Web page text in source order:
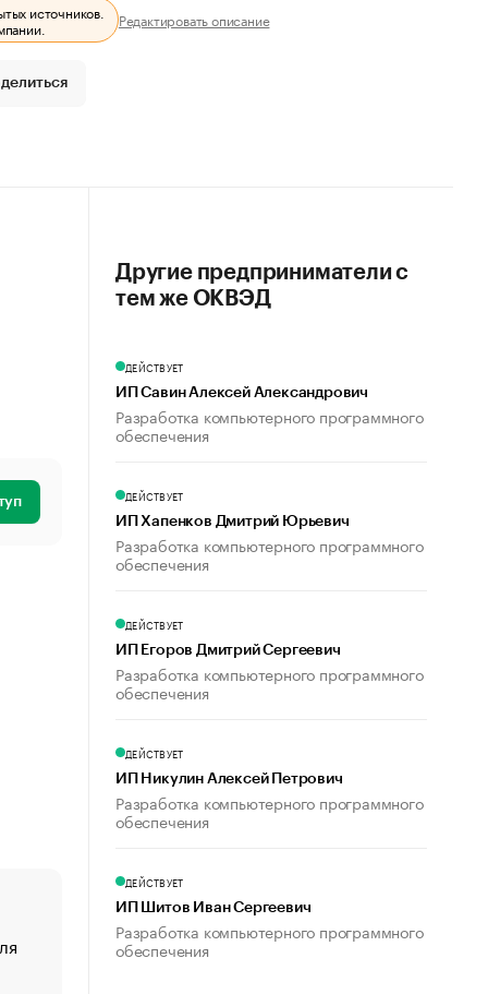
источников.
Редактировать описание
«От спорта тело стареет иначе». Как живет глава
создавшей GTA
Другие предприниматели с
тем же ОКВЭД
ДЕЙСТВУЕТ
ИП Савин Алексей Александрович
Разработка компьютерного программного
обеспечения
ДЕЙСТВУЕТ
ИП Хапенков Дмитрий Юрьевич
Разработка компьютерного программного
обеспечения
ДЕЙСТВУЕТ
ИП Егоров Дмитрий Сергеевич
Разработка компьютерного программного
обеспечения
ДЕЙСТВУЕТ
ИП Никулин Алексей Петрович
Разработка компьютерного программного
обеспечения
ДЕЙСТВУЕТ
ИП Шитов Иван Сергеевич
Разработка компьютерного программного
обеспечения